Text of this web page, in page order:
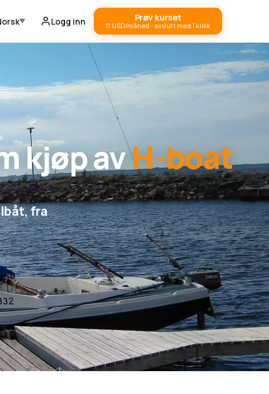
Logg inn Prøv kurset
11 USD/måned · avslutt med 1 klikk
kjøp avH-boat
fra